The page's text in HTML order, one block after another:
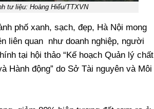
tư liệu: Hoàng Hiếu/TTXVN
phố xanh, sạch, đẹp, Hà Nội mong
liên quan như doanh nghiệp, người
tại hội thảo “Kế hoạch Quản lý chất
Hành động” do Sở Tài nguyên và Môi